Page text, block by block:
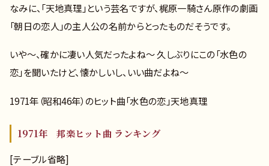
なみに、「天地真理」という芸名ですが、梶原一騎さん原作の劇画
「朝日の恋人」の主人公の名前からとったものだそうです。
いや～、確かに凄い人気だったよね～ 久しぶりにこの「水色の
恋」を聞いたけど、懐かしいし、いい曲だよね～
1971年（昭和46年）のヒット曲「水色の恋」天地真理
1971年 邦楽ヒット曲 ランキング
[テーブル省略]